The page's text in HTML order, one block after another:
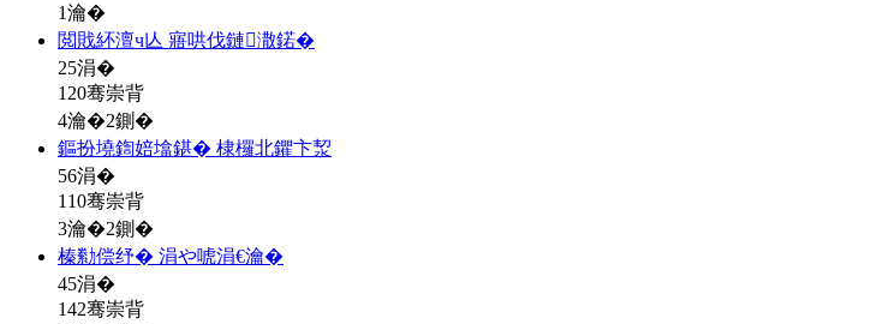
1瀹�
閲戝紑澶ч亾 寤哄伐鏈潵鍩�
25涓�
120骞崇背
4瀹�2鍘�
鏂扮墝鍧婄墖鍖� 棣欏北鑺卞洯
56涓�
110骞崇背
3瀹�2鍘�
榛勬偿纾� 涓や唬涓€瀹�
45涓�
142骞崇背